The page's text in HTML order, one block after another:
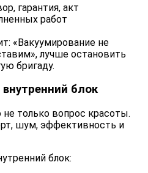
гарантия, акт
работ
«Вакуумирование не
лучше остановить
бригаду.
внутренний блок
только вопрос красоты.
шум, эффективность и
блок: